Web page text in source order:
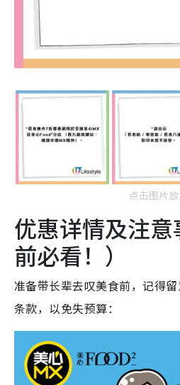
点击图片
优惠详情及注
前必看！）
准备带长辈去叹美食前，记得
条款，以免失预算：